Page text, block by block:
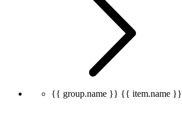
{{ group.name }} {{ item.name }}